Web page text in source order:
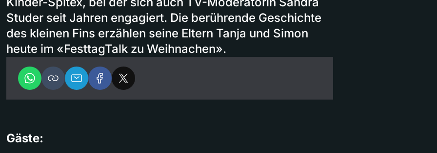
Studer seit Jahren engagiert. Die berührende Geschichte
des kleinen Fins erzählen seine Eltern Tanja und Simon
heute im «FesttagTalk zu Weihnachen».
Gäste: